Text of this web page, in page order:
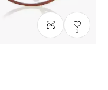
3